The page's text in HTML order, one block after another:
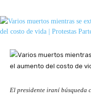
El presidente iraní búsqueda